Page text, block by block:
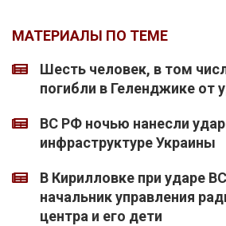
МАТЕРИАЛЫ ПО ТЕМЕ
Шесть человек, в том
погибли в Геленджике от
ВС РФ ночью нанесли
инфраструктуре Украины
В Кирилловке при ударе
начальник управления
центра и его дети